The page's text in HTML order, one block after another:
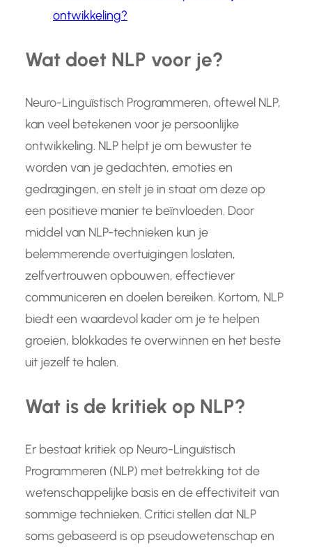
ontwikkeling?
Wat doet NLP voor je?
Neuro-Linguïstisch Programmeren, oftewel NLP,
kan veel betekenen voor je persoonlijke
ontwikkeling. NLP helpt je om bewuster te
worden van je gedachten, emoties en
gedragingen, en stelt je in staat om deze op
een positieve manier te beïnvloeden. Door
middel van NLP-technieken kun je
belemmerende overtuigingen loslaten,
zelfvertrouwen opbouwen, effectiever
communiceren en doelen bereiken. Kortom, NLP
biedt een waardevol kader om je te helpen
groeien, blokkades te overwinnen en het beste
uit jezelf te halen.
Wat is de kritiek op NLP?
Er bestaat kritiek op Neuro-Linguïstisch
Programmeren (NLP) met betrekking tot de
wetenschappelijke basis en de effectiviteit van
sommige technieken. Critici stellen dat NLP
soms gebaseerd is op pseudowetenschap en